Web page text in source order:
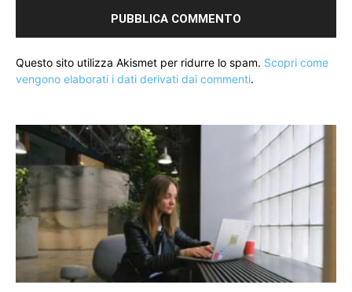
Questo sito utilizza Akismet per ridurre lo spam. Scopri come
vengono elaborati i dati derivati dai commenti.